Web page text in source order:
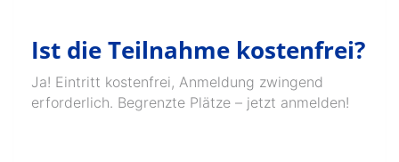
Ist die Teilnahme kostenfrei?
Ja! Eintritt kostenfrei, Anmeldung zwingend
erforderlich. Begrenzte Plätze – jetzt anmelden!